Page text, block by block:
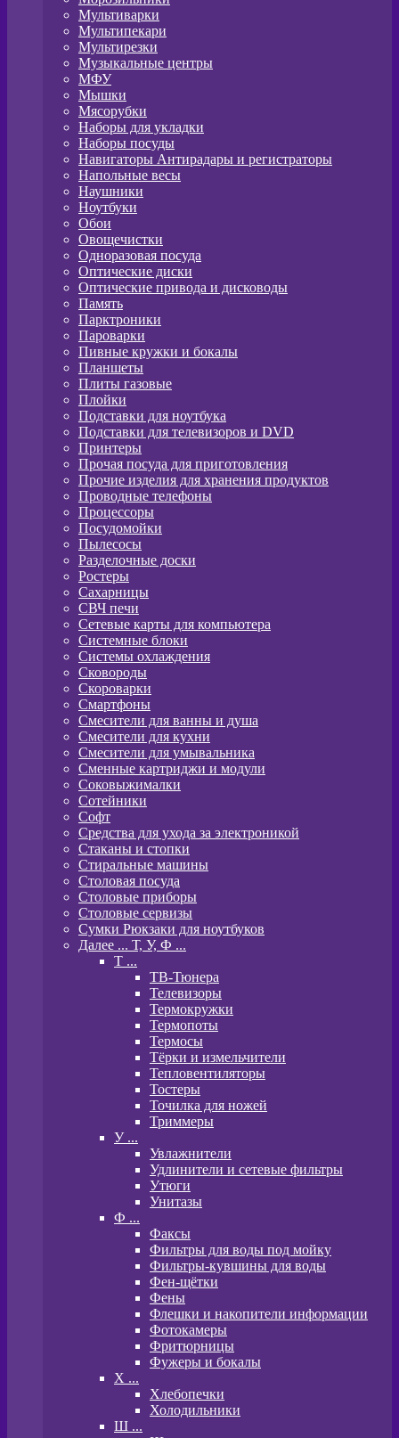
Мультиварки
Мультипекари
Мультирезки
Музыкальные центры
МФУ
Мышки
Мясорубки
Наборы для укладки
Наборы посуды
Навигаторы Антирадары и регистраторы
Напольные весы
Наушники
Ноутбуки
Обои
Овощечистки
Одноразовая посуда
Оптические диски
Оптические привода и дисководы
Память
Парктроники
Пароварки
Пивные кружки и бокалы
Планшеты
Плиты газовые
Плойки
Подставки для ноутбука
Подставки для телевизоров и DVD
Принтеры
Прочая посуда для приготовления
Прочие изделия для хранения продуктов
Проводные телефоны
Процессоры
Посудомойки
Пылесосы
Разделочные доски
Ростеры
Сахарницы
СВЧ печи
Сетевые карты для компьютера
Системные блоки
Системы охлаждения
Сковороды
Скороварки
Смартфоны
Смесители для ванны и душа
Смесители для кухни
Смесители для умывальника
Сменные картриджи и модули
Соковыжималки
Сотейники
Софт
Средства для ухода за электроникой
Стаканы и стопки
Стиральные машины
Столовая посуда
Столовые приборы
Столовые сервизы
Сумки Рюкзаки для ноутбуков
Далее ... Т, У, Ф ...
T ...
ТВ-Тюнера
Телевизоры
Термокружки
Термопоты
Термосы
Тёрки и измельчители
Тепловентиляторы
Тостеры
Точилка для ножей
Триммеры
У ...
Увлажнители
Удлинители и сетевые фильтры
Утюги
Унитазы
Ф ...
Факсы
Фильтры для воды под мойку
Фильтры-кувшины для воды
Фен-щётки
Фены
Флешки и накопители информации
Фотокамеры
Фритюрницы
Фужеры и бокалы
Х ...
Хлебопечки
Холодильники
Ш ...